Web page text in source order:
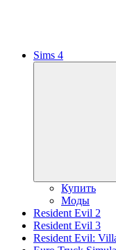
Sims 4
Купить
Моды
Resident Evil 2
Resident Evil 3
Resident Evil: